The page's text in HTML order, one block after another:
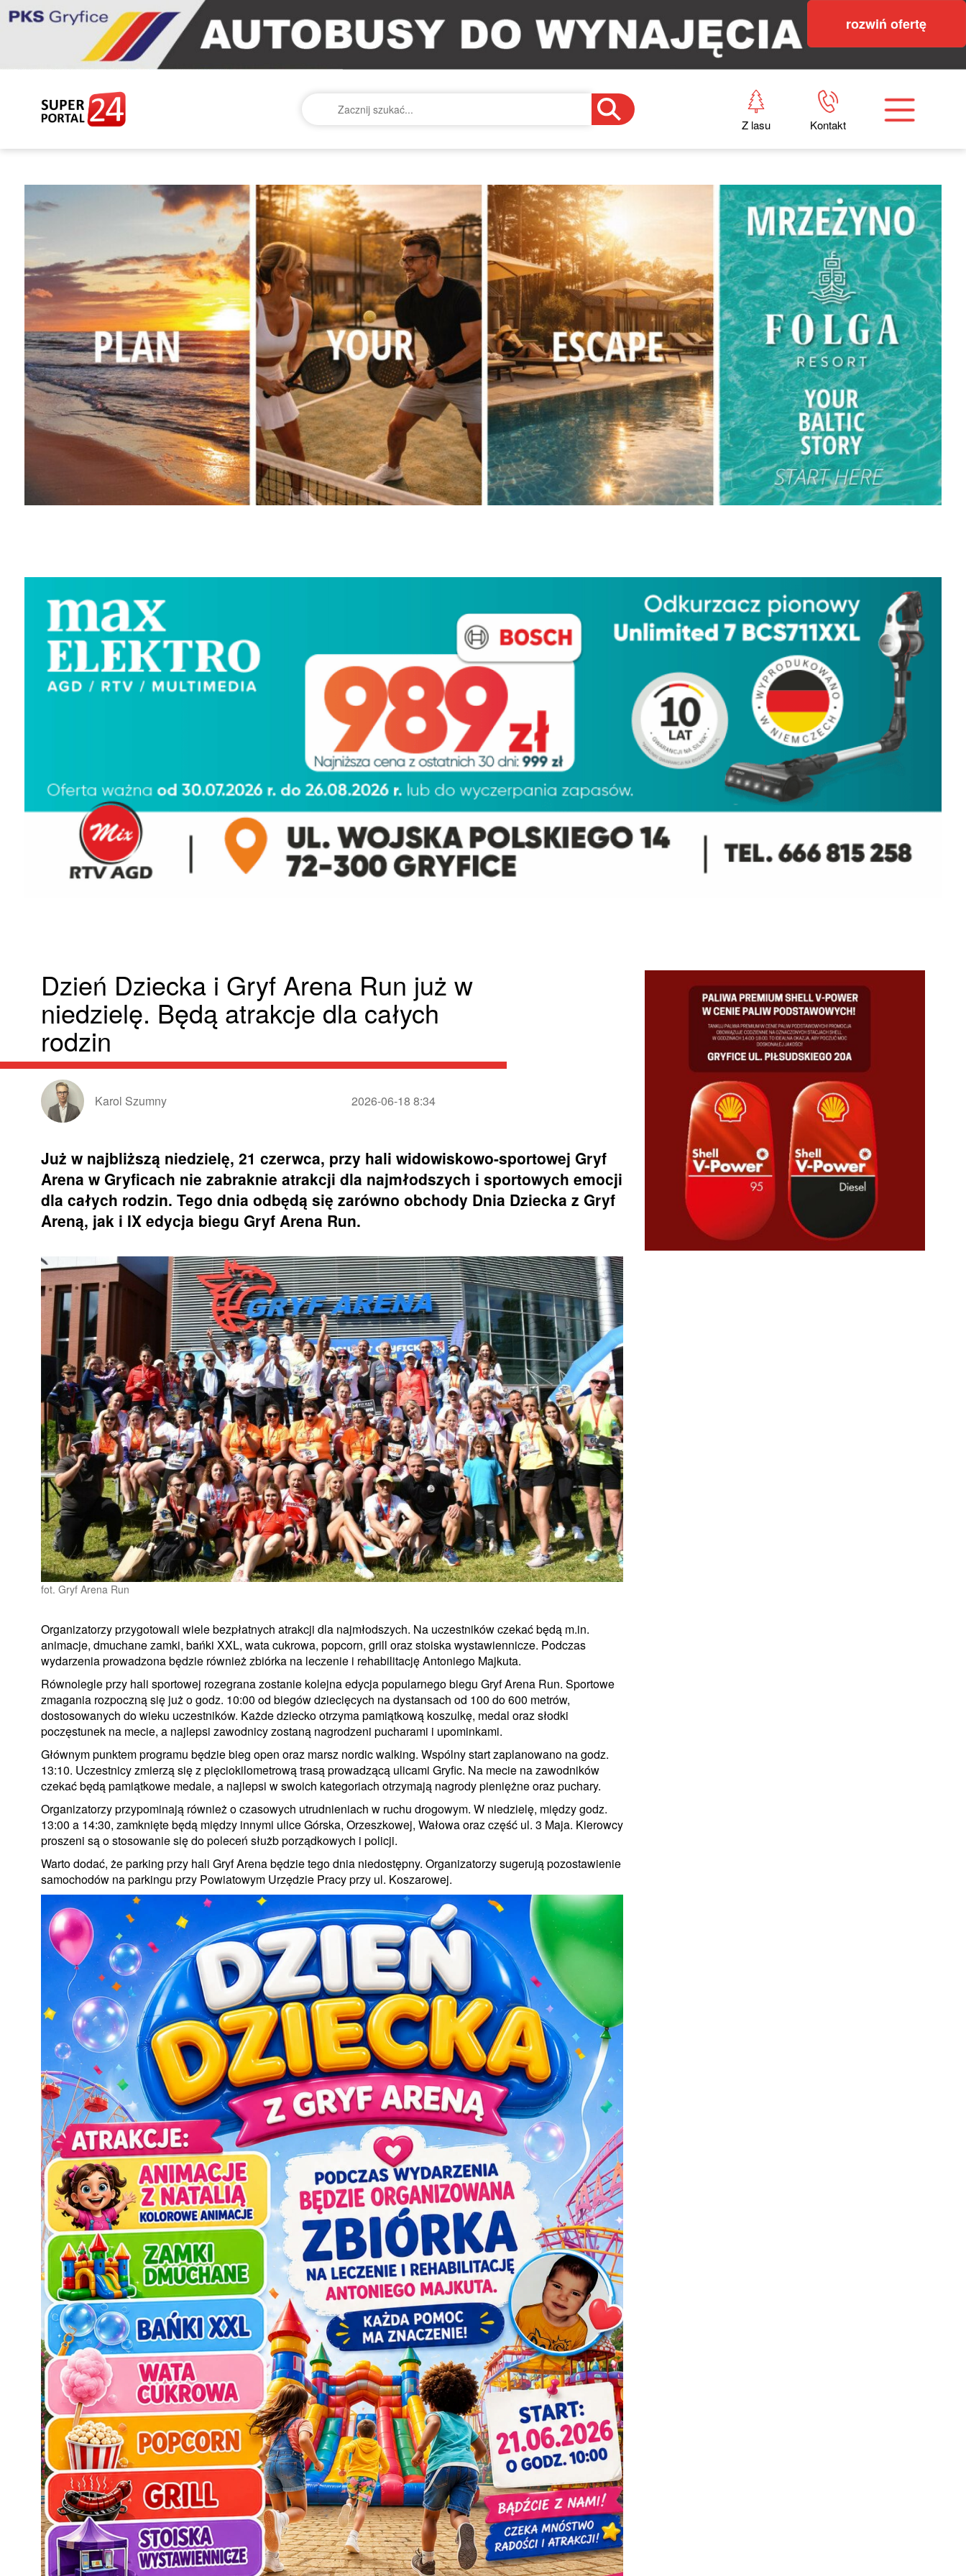
rozwiń ofertę
Z lasu Kontakt
Dzień Dziecka i Gryf Arena Run już w
niedzielę. Będą atrakcje dla całych
rodzin
Karol Szumny 2026-06-18 8:34
Już w najbliższą niedzielę, 21 czerwca, przy hali widowiskowo-sportowej Gryf
Arena w Gryficach nie zabraknie atrakcji dla najmłodszych i sportowych emocji
dla całych rodzin. Tego dnia odbędą się zarówno obchody Dnia Dziecka z Gryf
Areną, jak i IX edycja biegu Gryf Arena Run.
fot. Gryf Arena Run
Organizatorzy przygotowali wiele bezpłatnych atrakcji dla najmłodszych. Na uczestników czekać będą m.in.
animacje, dmuchane zamki, bańki XXL, wata cukrowa, popcorn, grill oraz stoiska wystawiennicze. Podczas
wydarzenia prowadzona będzie również zbiórka na leczenie i rehabilitację Antoniego Majkuta.
Równolegle przy hali sportowej rozegrana zostanie kolejna edycja popularnego biegu Gryf Arena Run. Sportowe
zmagania rozpoczną się już o godz. 10:00 od biegów dziecięcych na dystansach od 100 do 600 metrów,
dostosowanych do wieku uczestników. Każde dziecko otrzyma pamiątkową koszulkę, medal oraz słodki
poczęstunek na mecie, a najlepsi zawodnicy zostaną nagrodzeni pucharami i upominkami.
Głównym punktem programu będzie bieg open oraz marsz nordic walking. Wspólny start zaplanowano na godz.
13:10. Uczestnicy zmierzą się z pięciokilometrową trasą prowadzącą ulicami Gryfic. Na mecie na zawodników
czekać będą pamiątkowe medale, a najlepsi w swoich kategoriach otrzymają nagrody pieniężne oraz puchary.
Organizatorzy przypominają również o czasowych utrudnieniach w ruchu drogowym. W niedzielę, między godz.
13:00 a 14:30, zamknięte będą między innymi ulice Górska, Orzeszkowej, Wałowa oraz część ul. 3 Maja. Kierowcy
proszeni są o stosowanie się do poleceń służb porządkowych i policji.
Warto dodać, że parking przy hali Gryf Arena będzie tego dnia niedostępny. Organizatorzy sugerują pozostawienie
samochodów na parkingu przy Powiatowym Urzędzie Pracy przy ul. Koszarowej.